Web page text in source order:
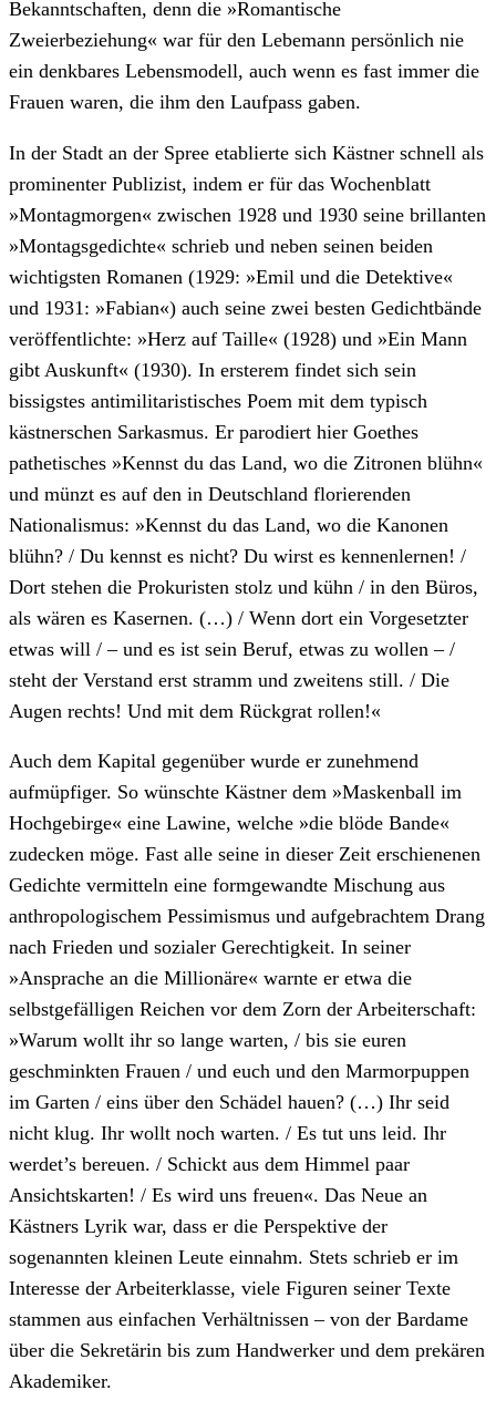
Bekanntschaften, denn die »Romantische
Zweierbeziehung« war für den Lebemann persönlich nie
ein denkbares Lebensmodell, auch wenn es fast immer die
Frauen waren, die ihm den Laufpass gaben.
In der Stadt an der Spree etablierte sich Kästner schnell als
prominenter Publizist, indem er für das Wochenblatt
»Montagmorgen« zwischen 1928 und 1930 seine brillanten
»Montagsgedichte« schrieb und neben seinen beiden
wichtigsten Romanen (1929: »Emil und die Detektive«
und 1931: »Fabian«) auch seine zwei besten Gedichtbände
veröffentlichte: »Herz auf Taille« (1928) und »Ein Mann
gibt Auskunft« (1930). In ersterem findet sich sein
bissigstes antimilitaristisches Poem mit dem typisch
kästnerschen Sarkasmus. Er parodiert hier Goethes
pathetisches »Kennst du das Land, wo die Zitronen blühn«
und münzt es auf den in Deutschland florierenden
Nationalismus: »Kennst du das Land, wo die Kanonen
blühn? / Du kennst es nicht? Du wirst es kennenlernen! /
Dort stehen die Prokuristen stolz und kühn / in den Büros,
als wären es Kasernen. (…) / Wenn dort ein Vorgesetzter
etwas will / – und es ist sein Beruf, etwas zu wollen – /
steht der Verstand erst stramm und zweitens still. / Die
Augen rechts! Und mit dem Rückgrat rollen!«
Auch dem Kapital gegenüber wurde er zunehmend
aufmüpfiger. So wünschte Kästner dem »Maskenball im
Hochgebirge« eine Lawine, welche »die blöde Bande«
zudecken möge. Fast alle seine in dieser Zeit erschienenen
Gedichte vermitteln eine formgewandte Mischung aus
anthropologischem Pessimismus und aufgebrachtem Drang
nach Frieden und sozialer Gerechtigkeit. In seiner
»Ansprache an die Millionäre« warnte er etwa die
selbstgefälligen Reichen vor dem Zorn der Arbeiterschaft:
»Warum wollt ihr so lange warten, / bis sie euren
geschminkten Frauen / und euch und den Marmorpuppen
im Garten / eins über den Schädel hauen? (…) Ihr seid
nicht klug. Ihr wollt noch warten. / Es tut uns leid. Ihr
werdet’s bereuen. / Schickt aus dem Himmel paar
Ansichtskarten! / Es wird uns freuen«. Das Neue an
Kästners Lyrik war, dass er die Perspektive der
sogenannten kleinen Leute einnahm. Stets schrieb er im
Interesse der Arbeiterklasse, viele Figuren seiner Texte
stammen aus einfachen Verhältnissen – von der Bardame
über die Sekretärin bis zum Handwerker und dem prekären
Akademiker.